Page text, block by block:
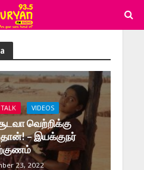
TALK VIDEOS
வெற்றிக்கு
– இயக்குநர்
23, 2022